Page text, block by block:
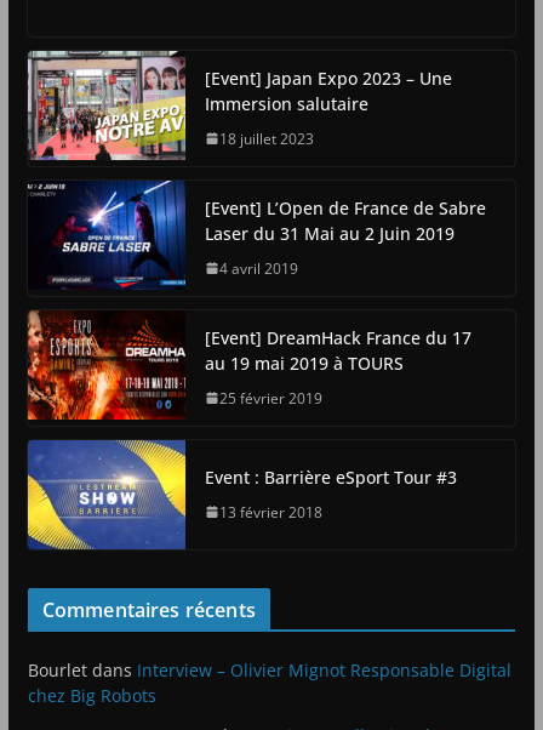
[Event] Japan Expo 2023 – Une
Immersion salutaire
18 juillet 2023
[Event] L’Open de France de Sabre
Laser du 31 Mai au 2 Juin 2019
4 avril 2019
[Event] DreamHack France du 17
au 19 mai 2019 à TOURS
25 février 2019
Event : Barrière eSport Tour #3
13 février 2018
Commentaires récents
Bourletdans Interview – Olivier Mignot Responsable Digital
chez Big Robots